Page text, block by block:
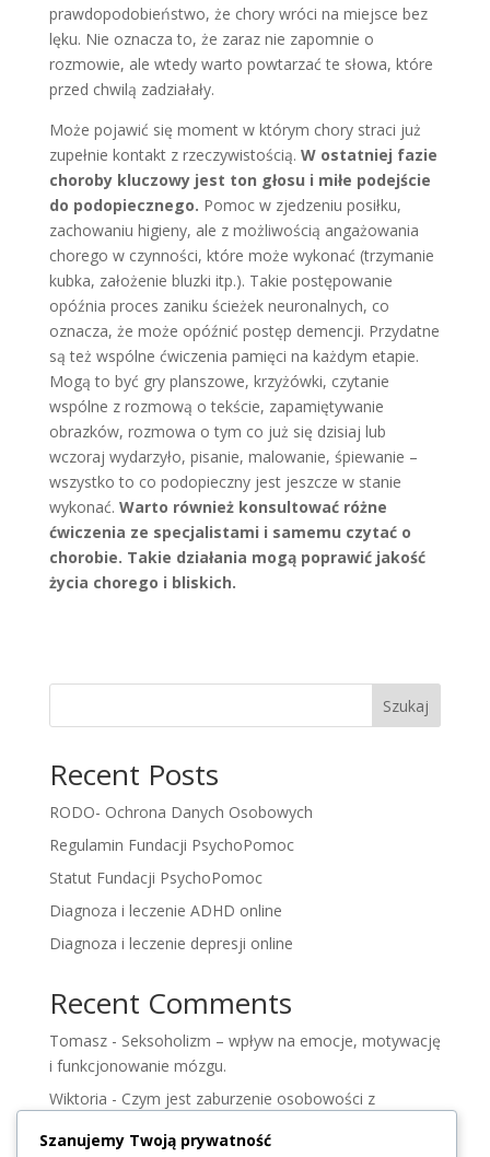
prawdopodobieństwo, że chory wróci na miejsce bez
lęku. Nie oznacza to, że zaraz nie zapomnie o
rozmowie, ale wtedy warto powtarzać te słowa, które
przed chwilą zadziałały.
Może pojawić się moment w którym chory straci już
zupełnie kontakt z rzeczywistością. W ostatniej fazie
choroby kluczowy jest ton głosu i miłe podejście
do podopiecznego. Pomoc w zjedzeniu posiłku,
zachowaniu higieny, ale z możliwością angażowania
chorego w czynności, które może wykonać (trzymanie
kubka, założenie bluzki itp.). Takie postępowanie
opóźnia proces zaniku ścieżek neuronalnych, co
oznacza, że może opóźnić postęp demencji. Przydatne
są też wspólne ćwiczenia pamięci na każdym etapie.
Mogą to być gry planszowe, krzyżówki, czytanie
wspólne z rozmową o tekście, zapamiętywanie
obrazków, rozmowa o tym co już się dzisiaj lub
wczoraj wydarzyło, pisanie, malowanie, śpiewanie –
wszystko to co podopieczny jest jeszcze w stanie
wykonać. Warto również konsultować różne
ćwiczenia ze specjalistami i samemu czytać o
chorobie. Takie działania mogą poprawić jakość
życia chorego i bliskich.
Szukaj
Recent Posts
RODO- Ochrona Danych Osobowych
Regulamin Fundacji PsychoPomoc
Statut Fundacji PsychoPomoc
Diagnoza i leczenie ADHD online
Diagnoza i leczenie depresji online
Recent Comments
Tomasz- Seksoholizm – wpływ na emocje, motywację
i funkcjonowanie mózgu.
Wiktoria - Czym jest zaburzenie osobowości z
Szanujemy Twoją prywatność